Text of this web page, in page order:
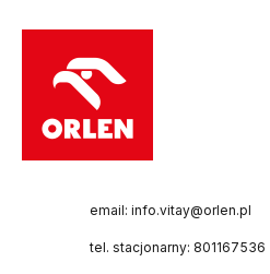
email: info.vitay@orlen.pl
tel. stacjonarny: 801167536